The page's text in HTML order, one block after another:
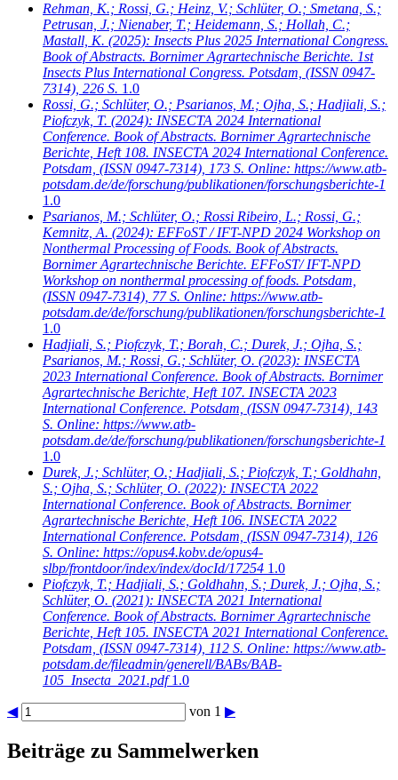
Rehman, K.; Rossi, G.; Heinz, V.; Schlüter, O.; Smetana, S.;
Petrusan, J.; Nienaber, T.; Heidemann, S.; Hollah, C.;
Mastall, K. (2025): Insects Plus 2025 International Congress.
Book of Abstracts. Bornimer Agrartechnische Berichte. 1st
Insects Plus International Congress. Potsdam, (ISSN 0947-
7314), 226 S. 1.0
Rossi, G.; Schlüter, O.; Psarianos, M.; Ojha, S.; Hadjiali, S.;
Piofczyk, T. (2024): INSECTA 2024 International
Conference. Book of Abstracts. Bornimer Agrartechnische
Berichte, Heft 108. INSECTA 2024 International Conference.
Potsdam, (ISSN 0947-7314), 173 S. Online: https://www.atb-
potsdam.de/de/forschung/publikationen/forschungsberichte-1
1.0
Psarianos, M.; Schlüter, O.; Rossi Ribeiro, L.; Rossi, G.;
Kemnitz, A. (2024): EFFoST / IFT-NPD 2024 Workshop on
Nonthermal Processing of Foods. Book of Abstracts.
Bornimer Agrartechnische Berichte. EFFoST/ IFT-NPD
Workshop on nonthermal processing of foods. Potsdam,
(ISSN 0947-7314), 77 S. Online: https://www.atb-
potsdam.de/de/forschung/publikationen/forschungsberichte-1
1.0
Hadjiali, S.; Piofczyk, T.; Borah, C.; Durek, J.; Ojha, S.;
Psarianos, M.; Rossi, G.; Schlüter, O. (2023): INSECTA
2023 International Conference. Book of Abstracts. Bornimer
Agrartechnische Berichte, Heft 107. INSECTA 2023
International Conference. Potsdam, (ISSN 0947-7314), 143
S. Online: https://www.atb-
potsdam.de/de/forschung/publikationen/forschungsberichte-1
1.0
Durek, J.; Schlüter, O.; Hadjiali, S.; Piofczyk, T.; Goldhahn,
S.; Ojha, S.; Schlüter, O. (2022): INSECTA 2022
International Conference. Book of Abstracts. Bornimer
Agrartechnische Berichte, Heft 106. INSECTA 2022
International Conference. Potsdam, (ISSN 0947-7314), 126
S. Online: https://opus4.kobv.de/opus4-
slbp/frontdoor/index/index/docId/17254 1.0
Piofczyk, T.; Hadjiali, S.; Goldhahn, S.; Durek, J.; Ojha, S.;
Schlüter, O. (2021): INSECTA 2021 International
Conference. Book of Abstracts. Bornimer Agrartechnische
Berichte, Heft 105. INSECTA 2021 International Conference.
Potsdam, (ISSN 0947-7314), 112 S. Online: https://www.atb-
potsdam.de/fileadmin/generell/BABs/BAB-
105_Insecta_2021.pdf 1.0
◀ von 1 ▶
Beiträge zu Sammelwerken